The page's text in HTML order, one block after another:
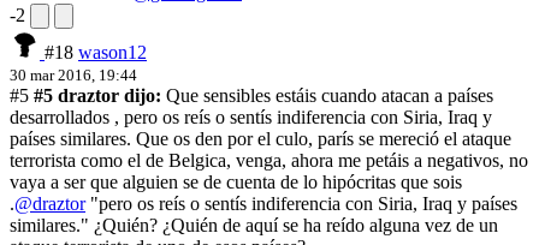
-2
#18 wason12
30 mar 2016, 19:44
#5 #5 draztor dijo: Que sensibles estáis cuando atacan a países
desarrollados , pero os reís o sentís indiferencia con Siria, Iraq y
países similares. Que os den por el culo, parís se mereció el ataque
terrorista como el de Belgica, venga, ahora me petáis a negativos, no
vaya a ser que alguien se de cuenta de lo hipócritas que sois
.@draztor"pero os reís o sentís indiferencia con Siria, Iraq y países
similares." ¿Quién? ¿Quién de aquí se ha reído alguna vez de un